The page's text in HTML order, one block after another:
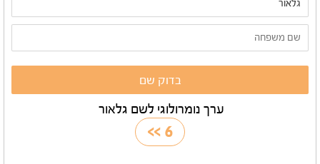
ערך נומרולוגי לשם גלאור
6
>>